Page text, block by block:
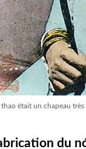
était un chapeau très
du